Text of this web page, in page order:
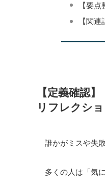
【要
【関
【定義確認】
リフレクシ
誰かがミスや失
多くの人は「気